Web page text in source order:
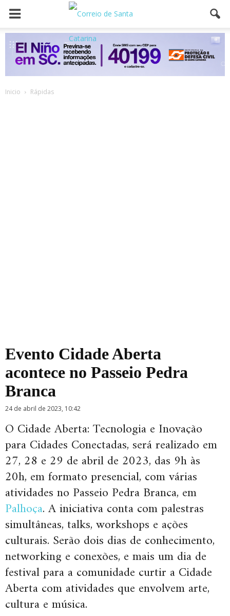
Inicio Rápidas
Evento Cidade Aberta
acontece no Passeio Pedra
Branca
24 de abril de 2023, 10:42
O Cidade Aberta: Tecnologia e Inovação
para Cidades Conectadas, será realizado em
27, 28 e 29 de abril de 2023, das 9h às
20h, em formato presencial, com várias
atividades no Passeio Pedra Branca, em
Palhoça. A iniciativa conta com palestras
simultâneas, talks, workshops e ações
culturais. Serão dois dias de conhecimento,
networking e conexões, e mais um dia de
festival para a comunidade curtir a Cidade
Aberta com atividades que envolvem arte,
cultura e música.